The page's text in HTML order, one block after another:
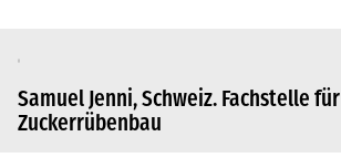
Samuel Jenni, Schweiz. Fachstelle für
Zuckerrübenbau